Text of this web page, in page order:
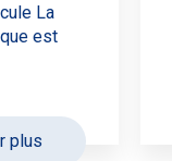
La
est
plus